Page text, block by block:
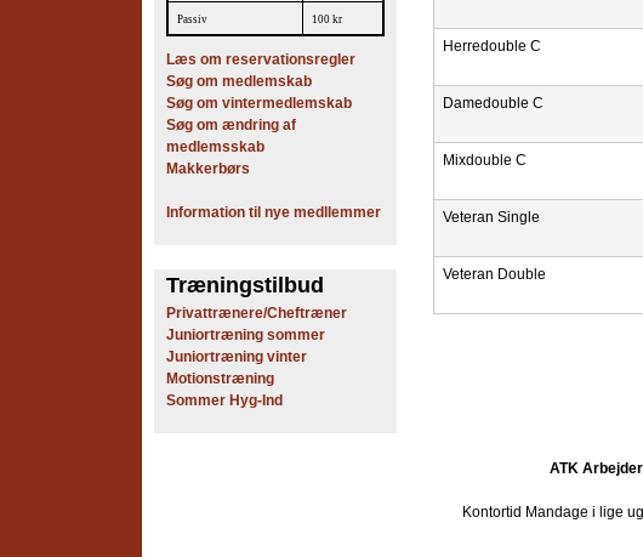
Herredouble C
Damedouble C
Mixdouble C
Veteran Single
Veteran Double
Passiv 100 kr
Læs om reservationsregler
Søg om medlemskab
Søg om vintermedlemskab
Søg om ændring af
medlemsskab
Makkerbørs
Information til nye medllemmer
Træningstilbud
Privattrænere/Cheftræner
Juniortræning sommer
Juniortræning vinter
Motionstræning
Sommer Hyg-Ind
ATK
Kontortid Mandage i lige